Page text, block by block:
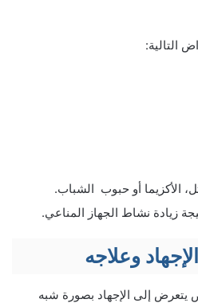
التالية:
الأكزيما أو حبوب الشباب.
زيادة نشاط الجهاز المناعي.
وعلاجه
إلى الإجهاد بصورة شبه